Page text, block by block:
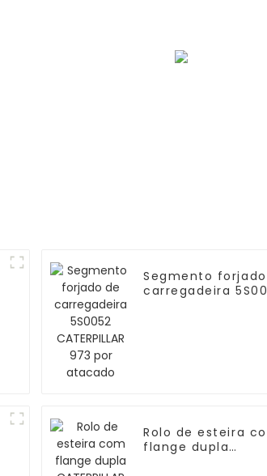
Segmento
carregadeira
Rolo de esteira
flange dupla